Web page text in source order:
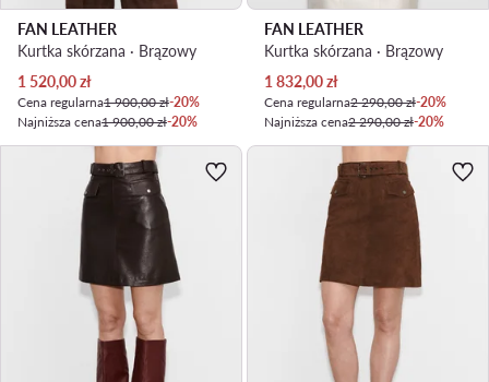
FAN LEATHER
Kurtka skórzana · Brązowy
Aktualna cena
1 520,00zł
Cena regularna1 900,00 zł-20%
Najniższa cena1 900,00 zł-20%
FAN LEATHER
Kurtka skórzana · Brązowy
Aktualna cena
1 832,00zł
Cena regularna2 290,00 zł-20%
Najniższa cena2 290,00 zł-20%